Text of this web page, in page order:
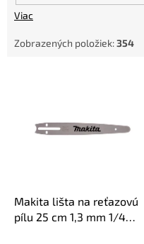
Viac
Zobrazených položiek:354
Makita lišta na reťazovú
pílu 25 cm 1,3 mm 1/4